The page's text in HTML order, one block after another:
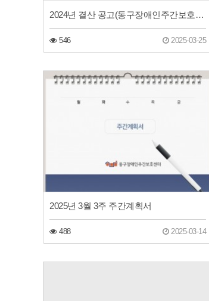
2024년 결산 공고(동구장애인주간보호센터)
546 2025-03-25
2025년 3월 3주 주간계획서
488 2025-03-14